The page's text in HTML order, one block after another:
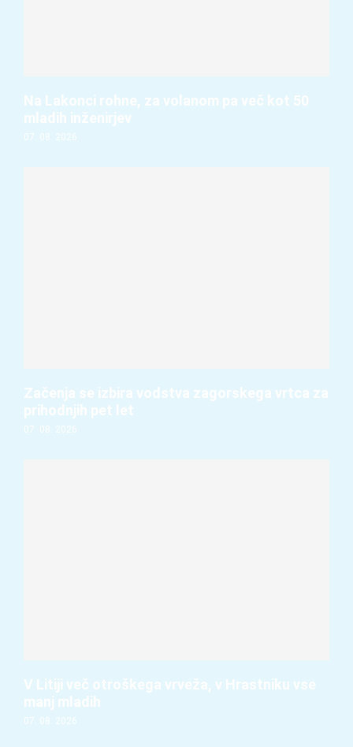
Na Lakonci rohne, za volanom pa več kot 50
mladih inženirjev
07. 08. 2026
Začenja se izbira vodstva zagorskega vrtca za
prihodnjih pet let
07. 08. 2026
V Litiji več otroškega vrveža, v Hrastniku vse
manj mladih
07. 08. 2026